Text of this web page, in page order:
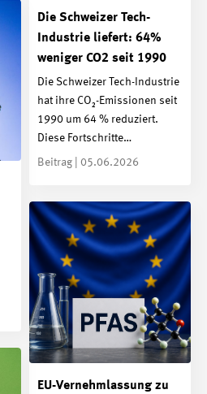
Die Schweizer Tech-
Industrie liefert: 64%
weniger CO2 seit 1990
Die Schweizer Tech-Industrie
hat ihre CO₂-Emissionen seit
1990 um 64 % reduziert.
Diese Fortschritte…
Beitrag | 05.06.2026
EU-Vernehmlassung zu